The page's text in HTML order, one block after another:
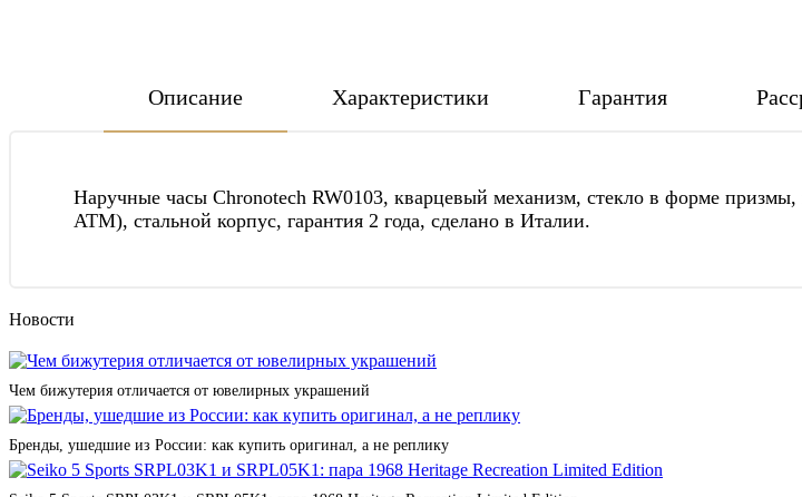
Описание Характеристики Гарантия
Наручные часы Chronotech RW0103, кварцевый механизм, стекло в форме
АТМ), стальной корпус, гарантия 2 года, сделано в Италии.
Новости
Чем бижутерия отличается от ювелирных украшений
Бренды, ушедшие из России: как купить оригинал, а не реплику